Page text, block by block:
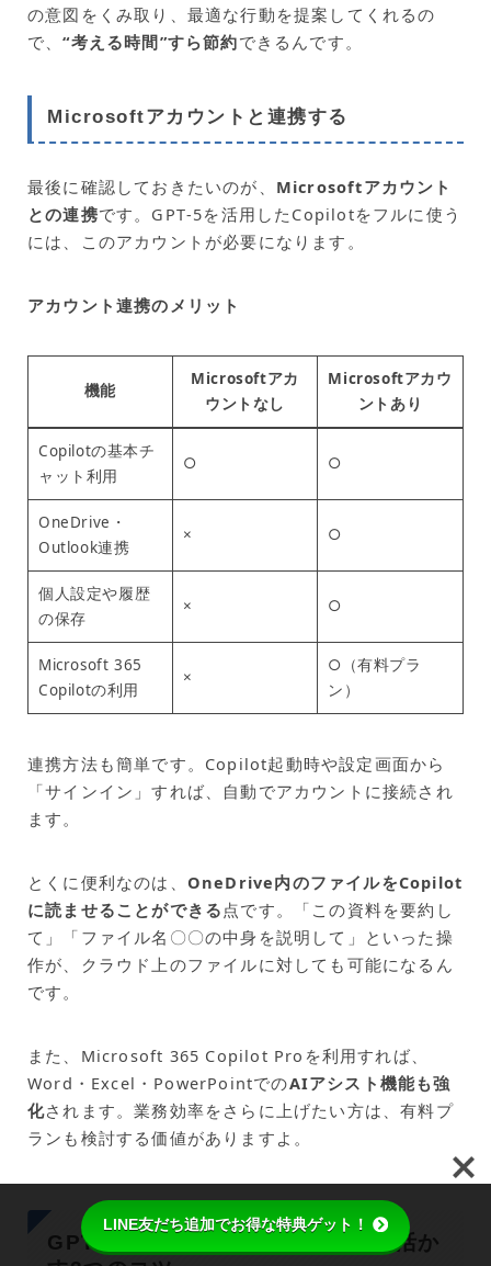
の意図をくみ取り、最適な行動を提案してくれるの
で、“考える時間”すら節約できるんです。
Microsoftアカウントと連携する
最後に確認しておきたいのが、 Microsoftアカウント
との連携です。GPT‑5を活用したCopilotをフルに使う
には、このアカウントが必要になります。
アカウント連携のメリット
機能
Microsoftアカ
ウントなし
Microsoftアカウ
ントあり
Copilotの基本チ
ャット利用
○ ○
OneDrive・
Outlook連携
× ○
個人設定や履歴
の保存
× ○
Microsoft 365
Copilotの利用
×
○（有料プラ
ン）
連携方法も簡単です。Copilot起動時や設定画面から
「サインイン」すれば、自動でアカウントに接続され
ます。
とくに便利なのは、 OneDrive内のファイルをCopilot
に読ませることができる 点です。「この資料を要約し
て」「ファイル名〇〇の中身を説明して」といった操
作が、クラウド上のファイルに対しても可能になるん
です。
また、Microsoft 365 Copilot Proを利用すれば、
Word・Excel・PowerPointでのAIアシスト機能も強
化されます。業務効率をさらに上げたい方は、有料プ
ランも検討する価値がありますよ。
GPT‑5 Windows Copilot 統合を活か
LINE友だち追加でお得な特典ゲット！